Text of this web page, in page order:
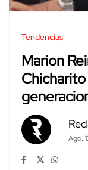
Tendencias
Marion
Ago.